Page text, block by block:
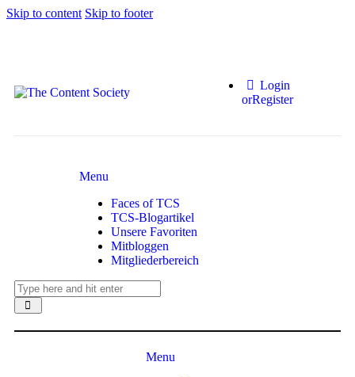
Skip to content Skip to footer
Login
orRegister
Menu
Faces of TCS
TCS-Blogartikel
Unsere Favoriten
Mitbloggen
Mitgliederbereich
Menu